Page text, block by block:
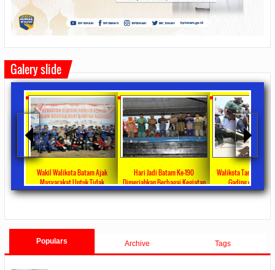
Galery slide
Wakil Walikota Batam Ajak
Masyarakat Untuk Tidak
Menggunakan Plastik
Hari Jadi Batam Ke-190
Dimeriahkan Berbagai Kegiatan
2019/12/170 Comments
Walikota Tanam Pohon Kelapa
Gading di Pulau Putri
2019/10/210 Comments
Populars Archive Tags